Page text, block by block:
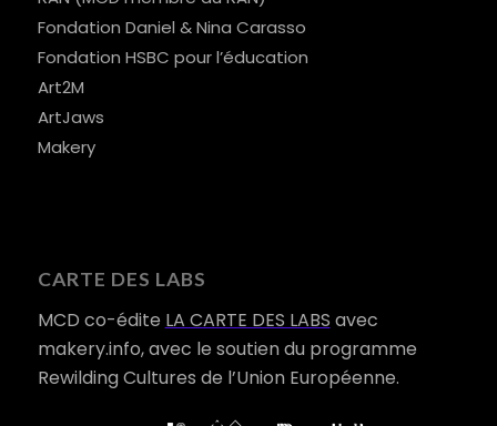
Fondation Daniel & Nina Carasso
Fondation HSBC pour l’éducation
Art2M
ArtJaws
Makery
CARTE DES LABS
MCD co-édite LA CARTE DES LABS avec
makery.info, avec le soutien du programme
Rewilding Cultures de l’Union Européenne.